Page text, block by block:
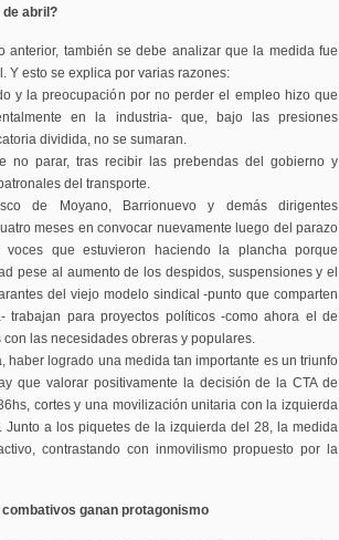
de abril?
anterior, también se debe analizar que la medida fue
Y esto se explica por varias razones:
y la preocupación por no perder el empleo hizo que
en la industria- que, bajo las presiones
dividida, no se sumaran.
no parar, tras recibir las prebendas del gobierno y
del transporte.
de Moyano, Barrionuevo y demás dirigentes
meses en convocar nuevamente luego del parazo
que estuvieron haciendo la plancha porque
pese al aumento de los despidos, suspensiones y el
del viejo modelo sindical -punto que comparten
trabajan para proyectos políticos -como ahora el de
con las necesidades obreras y populares.
haber logrado una medida tan importante es un triunfo
que valorar positivamente la decisión de la CTA de
cortes y una movilización unitaria con la izquierda
Junto a los piquetes de la izquierda del 28, la medida
contrastando con inmovilismo propuesto por la
ganan protagonismo